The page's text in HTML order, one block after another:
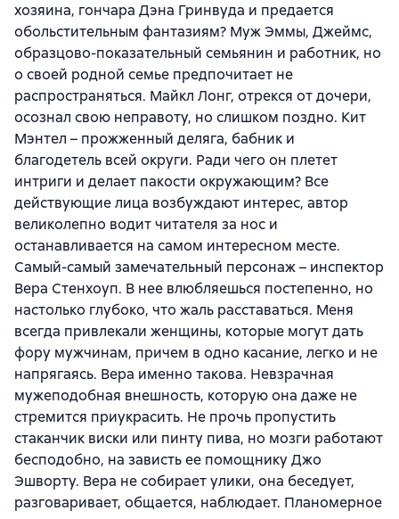
хозяина, гончара Дэна Гринвуда и предается
обольстительным фантазиям? Муж Эммы, Джеймс,
образцово-показательный семьянин и работник, но
о своей родной семье предпочитает не
распространяться. Майкл Лонг, отрекся от дочери,
осознал свою неправоту, но слишком поздно. Кит
Мэнтел – прожженный деляга, бабник и
благодетель всей округи. Ради чего он плетет
интриги и делает пакости окружающим? Все
действующие лица возбуждают интерес, автор
великолепно водит читателя за нос и
останавливается на самом интересном месте.
Самый-самый замечательный персонаж – инспектор
Вера Стенхоуп. В нее влюбляешься постепенно, но
настолько глубоко, что жаль расставаться. Меня
всегда привлекали женщины, которые могут дать
фору мужчинам, причем в одно касание, легко и не
напрягаясь. Вера именно такова. Невзрачная
мужеподобная внешность, которую она даже не
стремится приукрасить. Не прочь пропустить
стаканчик виски или пинту пива, но мозги работают
бесподобно, на зависть ее помощнику Джо
Эшворту. Вера не собирает улики, она беседует,
разговаривает, общается, наблюдает. Планомерное